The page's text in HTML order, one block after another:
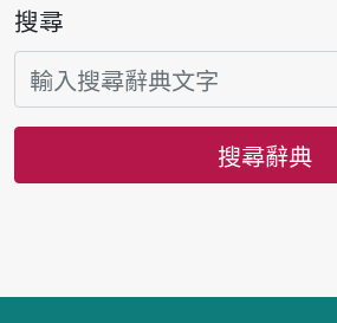
搜尋
搜尋辭典